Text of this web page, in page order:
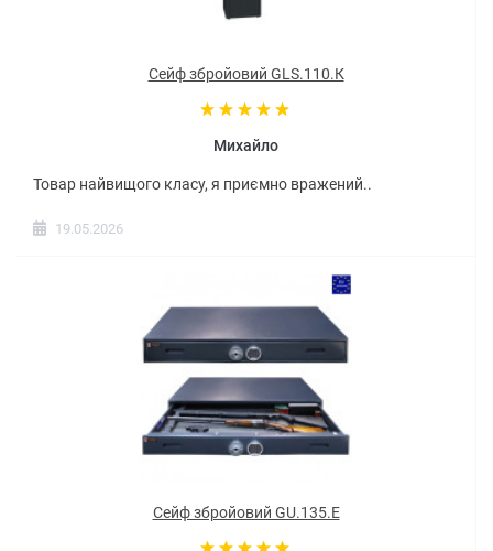
Сейф збройовий GLS.110.К
Михайло
Товар найвищого класу, я приємно вражений..
19.05.2026
Сейф збройовий GU.135.E